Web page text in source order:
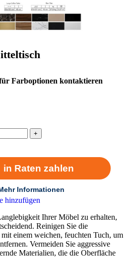
Farboptionen kontaktieren
hinzufügen
Ihrer Möbel zu erhalten,
Reinigen Sie die
einem weichen, feuchten Tuch, um
Vermeiden Sie aggressive
Materialien, die die Oberfläche